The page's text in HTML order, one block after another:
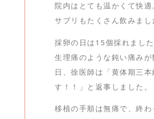
院内はとても温かくて快
サプリもたくさん飲みま
採卵の日は15個採れまし
生理痛のような鈍い痛み
日、徐医師は「黄体期三
す！！」と返事しました。
移植の手順は無痛で、終